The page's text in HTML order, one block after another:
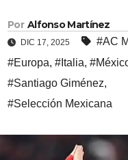
Por Alfonso Martínez
DIC 17, 2025 #AC
#Europa, #Italia,
#Santiago Giménez,
#Selección Mexicana